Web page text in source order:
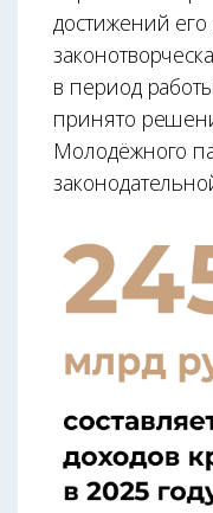
достижений
в период
принято
Молодёжного